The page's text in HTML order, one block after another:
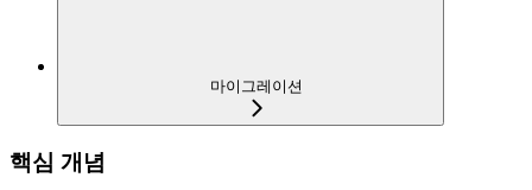
마이그레이션
핵심 개념